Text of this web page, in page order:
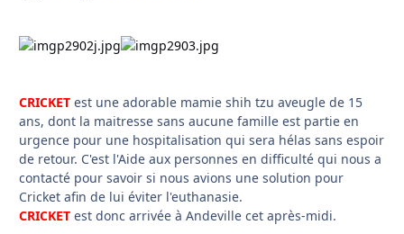
CRICKET est une adorable mamie shih tzu aveugle de 15
ans, dont la maitresse sans aucune famille est partie en
urgence pour une hospitalisation qui sera hélas sans espoir
de retour. C'est l'Aide aux personnes en difficulté qui nous a
contacté pour savoir si nous avions une solution pour
Cricket afin de lui éviter l'euthanasie.
CRICKET est donc arrivée à Andeville cet après-midi.